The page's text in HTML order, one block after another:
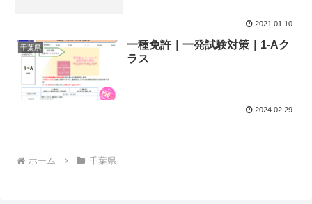
2021.01.10
千葉県
一種免許｜一発試験対策｜1-Aク
ラス
2024.02.29
ホーム 千葉県